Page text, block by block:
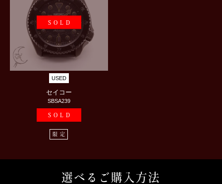
SOLD
USED
セイコー
SBSA239
SOLD
限定
選べるご購入方法